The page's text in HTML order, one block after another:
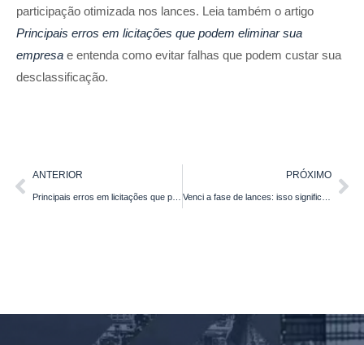
participação otimizada nos lances. Leia também o artigo
Principais erros em licitações que podem eliminar sua
empresa e entenda como evitar falhas que podem custar sua
desclassificação.
ANTERIOR PRÓXIMO